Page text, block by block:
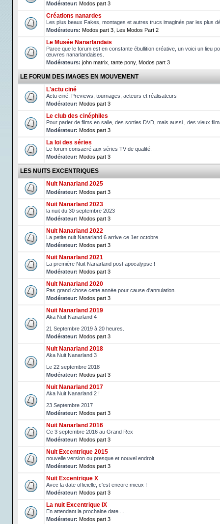
Modérateur: Modos part 3
Créations nanardes
Les plus beaux Fakes, montages et autres trucs imaginés par les plus
Modérateurs: Modos part 3 Les Modos Part 2
Le Musée Nanarlandais
Parce que le forum est en constante ébullition créative, un voici un lieu
œuvres nanarlandaises.
Modérateurs: john matrix tante pony, Modos part 3
LE FORUM DES IMAGES EN MOUVEMENT
L'actu ciné
Actu ciné, Previews, tournages, acteurs et réalisateurs
Modérateur: Modos part 3
Le club des cinéphiles
Pour parler de films en salle, des sorties DVD, mais aussi , des vieux
Modérateur: Modos part 3
La loi des séries
Le forum consacré aux séries TV de qualité.
Modérateur: Modos part 3
LES NUITS EXCENTRIQUES
Nuit Nanarland 2025
Modérateur: Modos part 3
Nuit Nanarland 2023
la nuit du 30 septembre 2023
Modérateur: Modos part 3
Nuit Nanarland 2022
La petite nuit Nanarland 6 arrive ce 1er octobre
Modérateur: Modos part 3
Nuit Nanarland 2021
La première Nuit Nanarland post apocalypse !
Modérateur: Modos part 3
Nuit Nanarland 2020
Pas grand chose cette année pour cause d'annulation.
Modérateur: Modos part 3
Nuit Nanarland 2019
Aka Nuit Nanarland 4
21 Septembre 2019 à 20 heures.
Modérateur: Modos part 3
Nuit Nanarland 2018
Aka Nuit Nanarland 3
Le 22 septembre 2018
Modérateur: Modos part 3
Nuit Nanarland 2017
Aka Nuit Nanarland 2 !
23 Septembre 2017
Modérateur: Modos part 3
Nuit Nanarland 2016
Ce 3 septembre 2016 au Grand Rex
Modérateur: Modos part 3
Nuit Excentrique 2015
nouvelle version ou presque et nouvel endroit
Modérateur: Modos part 3
Nuit Excentrique X
Avec la date officielle, c'est encore mieux !
Modérateur: Modos part 3
La nuit Excentrique IX
En attendant la prochaine date ...
Modérateur: Modos part 3